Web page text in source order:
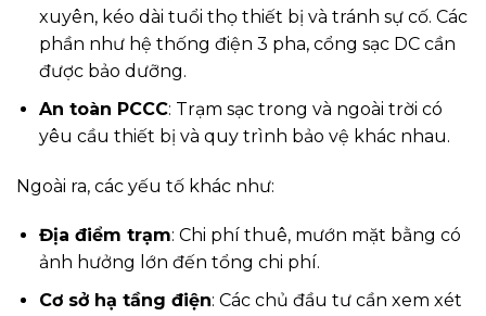
xuyên, kéo dài tuổi thọ thiết bị và tránh sự cố. Các
phần như hệ thống điện 3 pha, cổng sạc DC cần
được bảo dưỡng.
An toàn PCCC: Trạm sạc trong và ngoài trời có
yêu cầu thiết bị và quy trình bảo vệ khác nhau.
Ngoài ra, các yếu tố khác như:
Địa điểm trạm: Chi phí thuê, mướn mặt bằng có
ảnh hưởng lớn đến tổng chi phí.
Cơ sở hạ tầng điện: Các chủ đầu tư cần xem xét